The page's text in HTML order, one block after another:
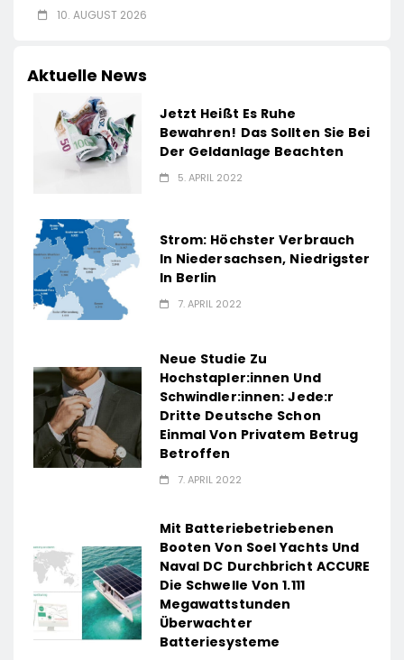
10. AUGUST 2026
Aktuelle News
Jetzt Heißt Es Ruhe
Bewahren! Das Sollten Sie Bei
Der Geldanlage Beachten
5. APRIL 2022
Strom: Höchster Verbrauch
In Niedersachsen, Niedrigster
In Berlin
7. APRIL 2022
Neue Studie Zu
Hochstapler:innen Und
Schwindler:innen: Jede:r
Dritte Deutsche Schon
Einmal Von Privatem Betrug
Betroffen
7. APRIL 2022
Mit Batteriebetriebenen
Booten Von Soel Yachts Und
Naval DC Durchbricht ACCURE
Die Schwelle Von 1.111
Megawattstunden
Überwachter
Batteriesysteme